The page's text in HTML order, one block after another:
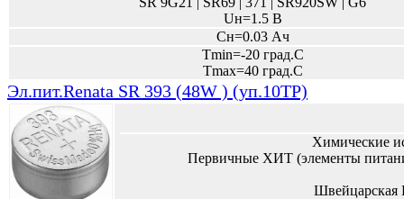
Uн=1.5 В
Сн=0.03 Ач
Tmin=-20 град.С
Tmax=40 град.С
Эл.пит.Renata SR 393 (48W ) (уп.10TP)
Химические
Первичные ХИТ (элементы
Швейцарская